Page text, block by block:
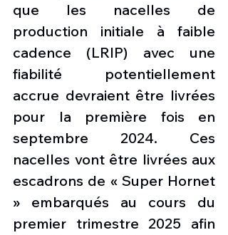
que les nacelles de
production initiale à faible
cadence (LRIP) avec une
fiabilité potentiellement
accrue devraient être livrées
pour la première fois en
septembre 2024. Ces
nacelles vont être livrées aux
escadrons de « Super Hornet
» embarqués au cours du
premier trimestre 2025 afin